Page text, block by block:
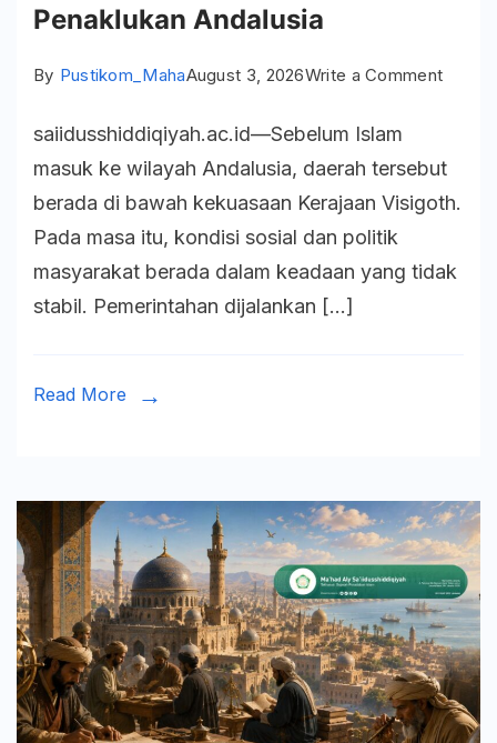
Penaklukan Andalusia
By Pustikom_MahaAugust 3, 2026Write a Commenton
Kapal
bin
saiidusshiddiqiyah.ac.id—Sebelum Islam
masuk ke wilayah Andalusia, daerah tersebut
berada di bawah kekuasaan Kerajaan Visigoth.
Pada masa itu, kondisi sosial dan politik
masyarakat berada dalam keadaan yang tidak
stabil. Pemerintahan dijalankan […]
Read More